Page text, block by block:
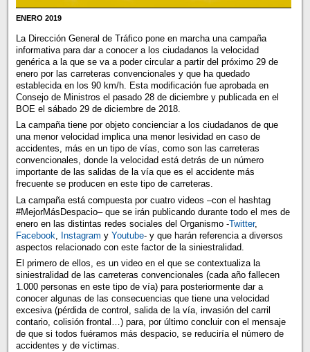
ENERO 2019
La Dirección General de Tráfico pone en marcha una campaña
informativa para dar a conocer a los ciudadanos la velocidad
genérica a la que se va a poder circular a partir del próximo 29 de
enero por las carreteras convencionales y que ha quedado
establecida en los 90 km/h. Esta modificación fue aprobada en
Consejo de Ministros el pasado 28 de diciembre y publicada en el
BOE el sábado 29 de diciembre de 2018.
La campaña tiene por objeto concienciar a los ciudadanos de que
una menor velocidad implica una menor lesividad en caso de
accidentes, más en un tipo de vías, como son las carreteras
convencionales, donde la velocidad está detrás de un número
importante de las salidas de la vía que es el accidente más
frecuente se producen en este tipo de carreteras.
La campaña está compuesta por cuatro videos –con el hashtag
#MejorMásDespacio– que se irán publicando durante todo el mes de
enero en las distintas redes sociales del Organismo -Twitter,
Facebook
Instagram y Youtube- y que harán referencia a diversos
aspectos relacionado con este factor de la siniestralidad.
El primero de ellos, es un video en el que se contextualiza la
siniestralidad de las carreteras convencionales (cada año fallecen
1.000 personas en este tipo de vía) para posteriormente dar a
conocer algunas de las consecuencias que tiene una velocidad
excesiva (pérdida de control, salida de la vía, invasión del carril
contario, colisión frontal…) para, por último concluir con el mensaje
de que si todos fuéramos más despacio, se reduciría el número de
accidentes y de víctimas.